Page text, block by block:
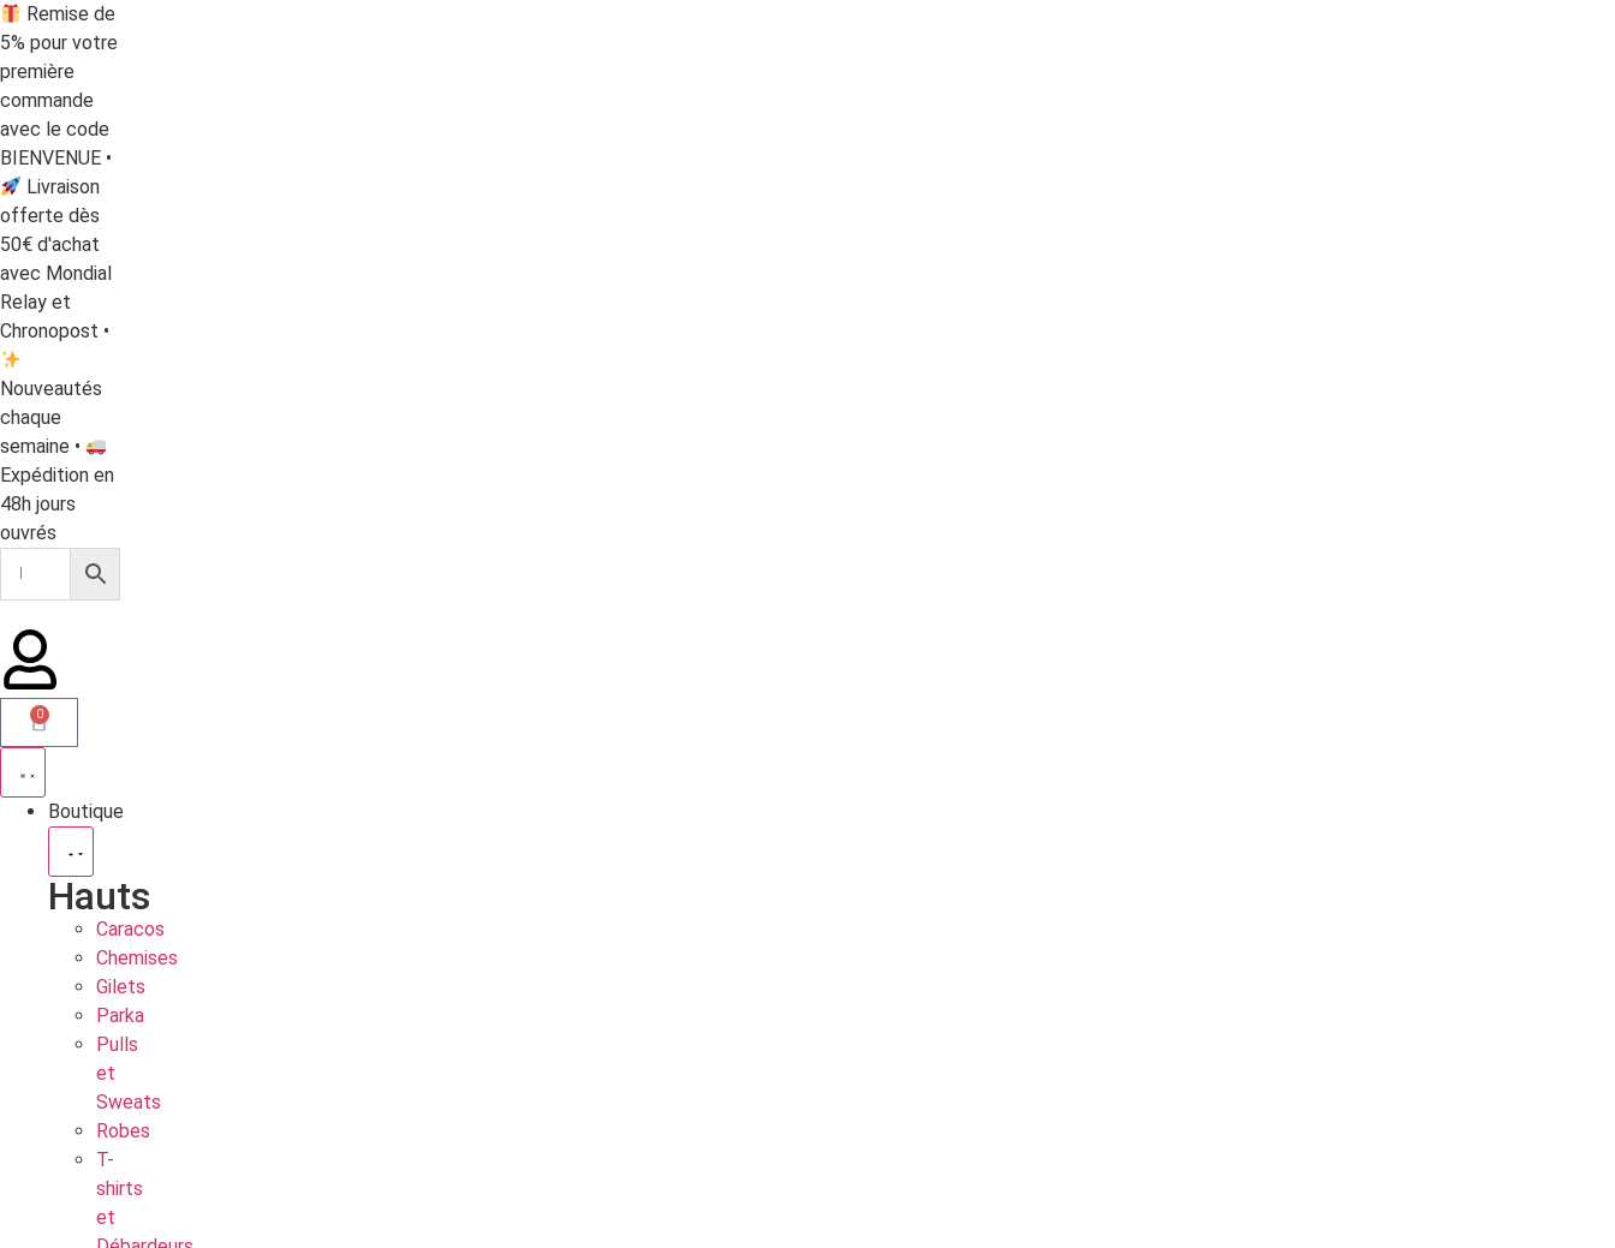
Remise de
5% pour votre
première
commande
avec le code
BIENVENUE •
Livraison
offerte dès
50€ d'achat
avec Mondial
Relay et
Chronopost •
Nouveautés
chaque
semaine •
Expédition en
48h jours
ouvrés
0
Boutique
Hauts
Caracos
Chemises
Gilets
Parka
Pulls
et
Sweats
Robes
T-
shirts
et